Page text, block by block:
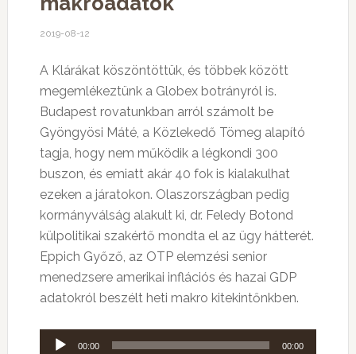
2019-08-12
A Klárákat köszöntöttük, és többek között
megemlékeztünk a Globex botrányról is.
Budapest rovatunkban arról számolt be
Gyöngyösi Máté, a Közlekedő Tömeg alapító
tagja, hogy nem működik a légkondi 300
buszon, és emiatt akár 40 fok is kialakulhat
ezeken a járatokon. Olaszországban pedig
kormányválság alakult ki, dr. Feledy Botond
külpolitikai szakértő mondta el az ügy hátterét.
Eppich Győző, az OTP elemzési senior
menedzsere amerikai inflációs és hazai GDP
adatokról beszélt heti makro kitekintőnkben.
Audió
00:00 00:00